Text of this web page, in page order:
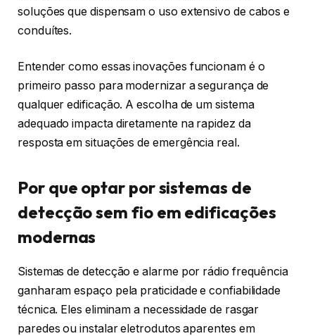
soluções que dispensam o uso extensivo de cabos e
conduítes.
Entender como essas inovações funcionam é o
primeiro passo para modernizar a segurança de
qualquer edificação. A escolha de um sistema
adequado impacta diretamente na rapidez da
resposta em situações de emergência real.
Por que optar por sistemas de
detecção sem fio em edificações
modernas
Sistemas de detecção e alarme por rádio frequência
ganharam espaço pela praticidade e confiabilidade
técnica. Eles eliminam a necessidade de rasgar
paredes ou instalar eletrodutos aparentes em